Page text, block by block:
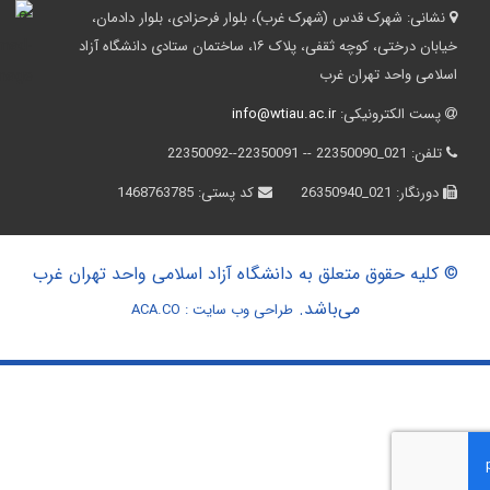
نشانی:شهرک قدس (شهرک غرب)، بلوار فرحزادی، بلوار دادمان،
خیابان درختی، کوچه ثقفی، پلاک ۱۶، ساختمان ستادی دانشگاه آزاد
اسلامی واحد تهران غرب
پست الکترونیکی:info@wtiau.ac.ir
تلفن:021_22350090 -- 22350091--22350092
دورنگار:021_26350940 کد پستی:1468763785
© کلیه حقوق متعلق به دانشگاه آزاد اسلامی واحد تهران غرب
می‌باشد.طراحی وب سایت :ACA.CO